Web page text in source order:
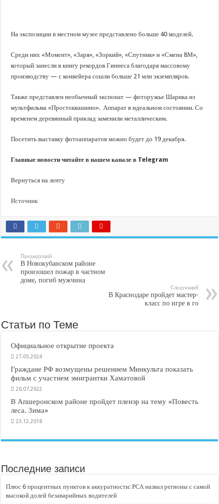
В городах и районах Кубани отметили День России
На экспозиции в местном музее представлено больше 40 моделей.
Среди них «Момент», «Заря», «Зоркий», «Спутник» и «Смена 8М»,
который занесли в книгу рекордов Гиннеса благодаря массовому
производству — с конвейера сошли больше 21 млн экземпляров.
Также представлен необычный экспонат — фоторужье Шарика из
мультфильма «Простоквашино». Аппарат в идеальном состоянии. Со
временем деревянный приклад заменили металлическим.
Посетить выставку фотоаппаратов можно будет до 19 декабря.
Главные новости читайте в нашем канале в Telegram
Вернуться на ленту
Источник
Предыдущий
В Новокубанском районе
произошел пожар в частном
доме, погиб мужчина
Следующий
В Краснодаре пройдет мастер-
класс по игре в го
Статьи по Теме
Официальное открытие проекта
27.05.2024
Граждане РФ возмущены решением Минкульта показать
фильм с участием эмигрантки Хаматовой
20.07.2022
В Апшеронском районе пройдет пленэр на тему «Повесть
леса. Зима»
23.12.2018
Последние записи
Плюс 6 процентных пунктов к аккуратности: РСА назвал регионы с самой
высокой долей безаварийных водителей